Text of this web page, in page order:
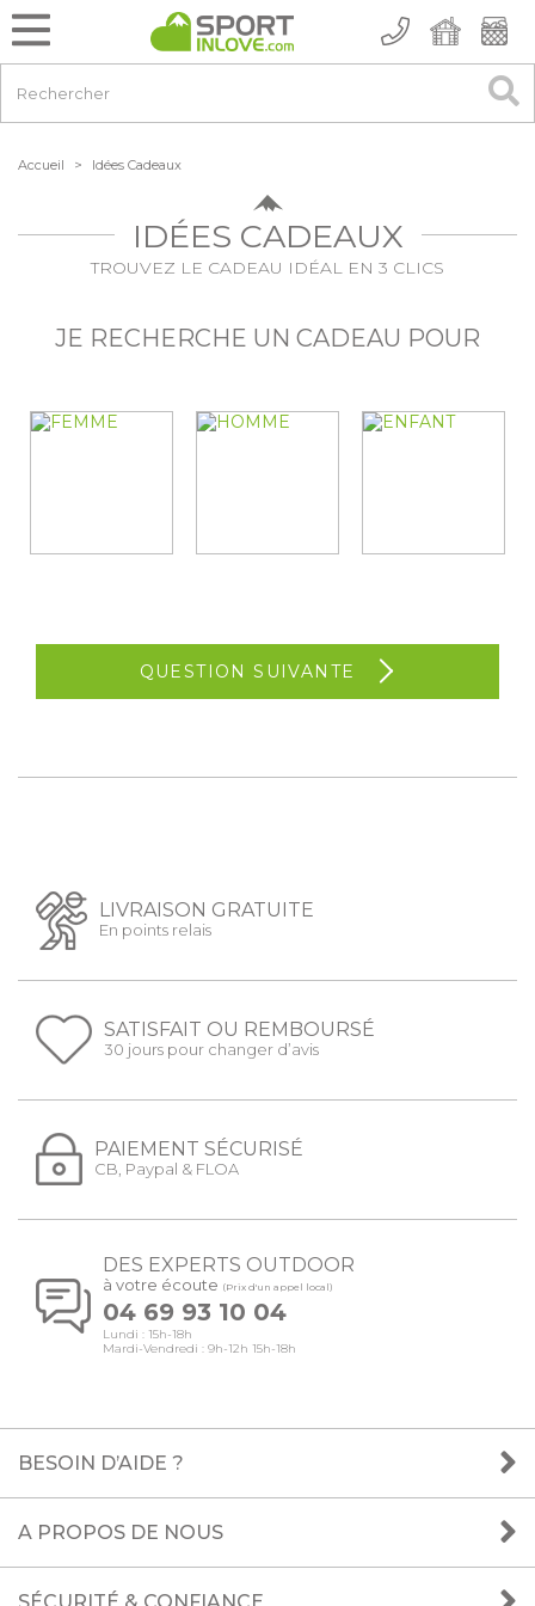
Accueil > Idées Cadeaux
IDÉES CADEAUX
TROUVEZ LE CADEAU IDÉAL EN 3 CLICS
JE RECHERCHE UN CADEAU POUR
QUESTION SUIVANTE
LIVRAISON GRATUITE
En points relais
SATISFAIT OU REMBOURSÉ
30 jours pour changer d’avis
PAIEMENT SÉCURISÉ
CB, Paypal & FLOA
DES EXPERTS OUTDOOR
à votre écoute (Prix d'un appel local)
04 69 93 10 04
Lundi : 15h-18h
Mardi-Vendredi : 9h-12h 15h-18h
BESOIN D’AIDE ?
A PROPOS DE NOUS